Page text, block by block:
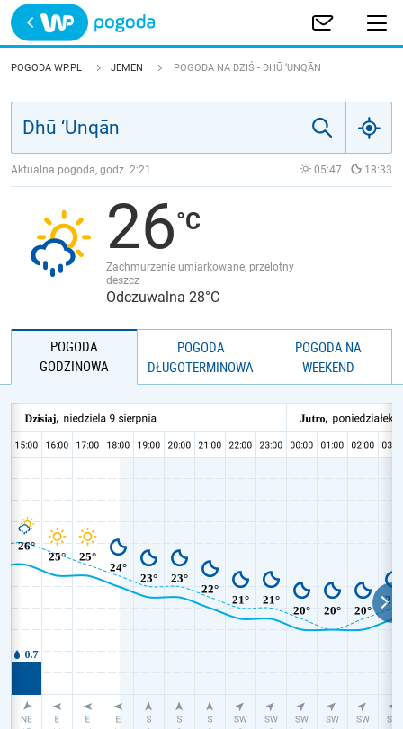
Trwa ładowanie
POLSKA
JAKOŚĆ POWIETRZA
POGODA WP.PL JEMEN POGODA NA DZIŚ - DHŪ ‘UNQĀN
Aktualna pogoda, godz. 2:21 05:47 18:33
26
Zachmurzenie umiarkowane, przelotny
deszcz
Odczuwalna 28°C
POGODA
GODZINOWA
POGODA
DŁUGOTERMINOWA
POGODA NA
WEEKEND